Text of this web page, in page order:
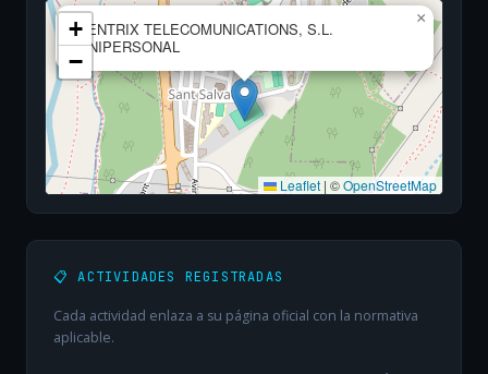
ZENTRIX TELECOMUNICATIONS, S.L.
UNIPERSONAL
×
+
−
Leaflet | ©OpenStreetMap
📋 ACTIVIDADES REGISTRADAS
Cada actividad enlaza a su página oficial con la normativa
aplicable.